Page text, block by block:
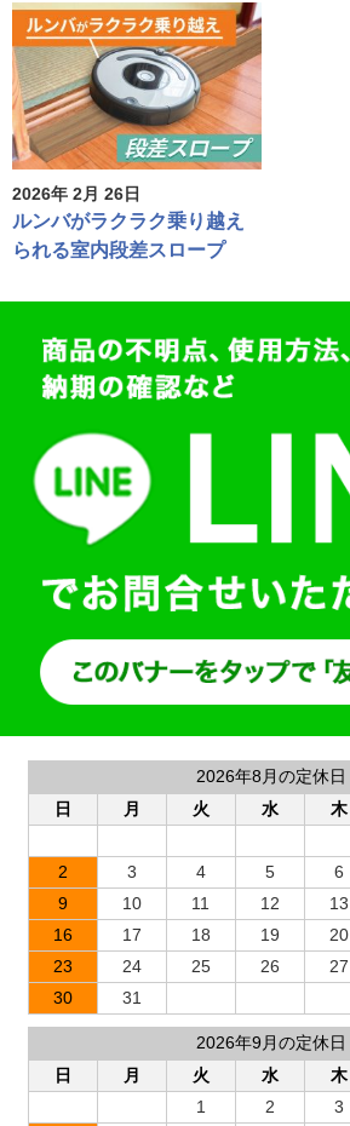
2026年 2月 26日
ルンバがラクラク乗り越え
られる室内段差スロープ
2026年8月の定休日
日
月 火 水 木
2
3 4 5 6
9
10 11 12 13
16
17 18 19 20
23
24 25 26 27
30
31
2026年9月の定休日
日
月 火 水 木
1
2 3